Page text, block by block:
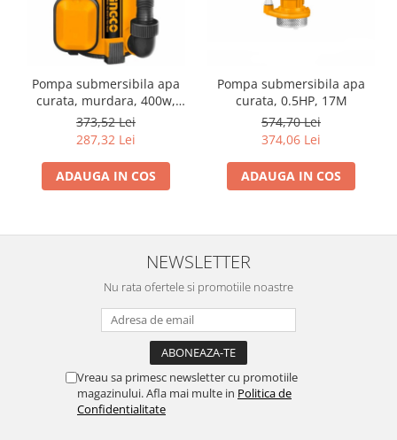
Pompa submersibila apa
curata, murdara, 400w,
117L
373,52 Lei
287,32 Lei
ADAUGA IN COS
Pompa submersibila apa
curata, 0.5HP, 17M
574,70 Lei
374,06 Lei
ADAUGA IN COS
NEWSLETTER
Nu rata ofertele si promotiile noastre
Vreau sa primesc newsletter cu promotiile
magazinului. Afla mai multe in Politica de
Confidentialitate